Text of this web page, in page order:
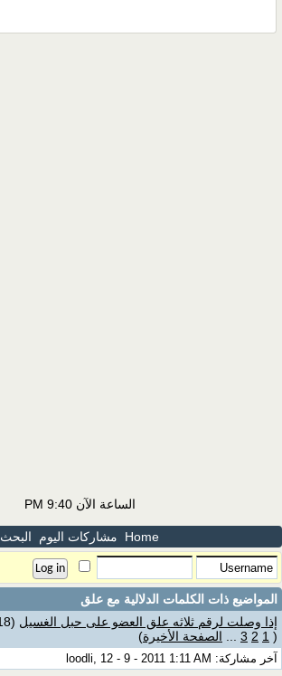
الساعة الآن9:40 PM
Home مشاركات اليوم البحث
المواضيع ذات الكلمات الدلالية مع علق
إذا وصلت لرقم ثلاثه علق العضو على حبل الغسيل (118 مشاركات)
(
1
2
3 الصفحة الأخيرة)
آخر مشاركة: loodli, 12 - 9 - 2011 1:11 AM